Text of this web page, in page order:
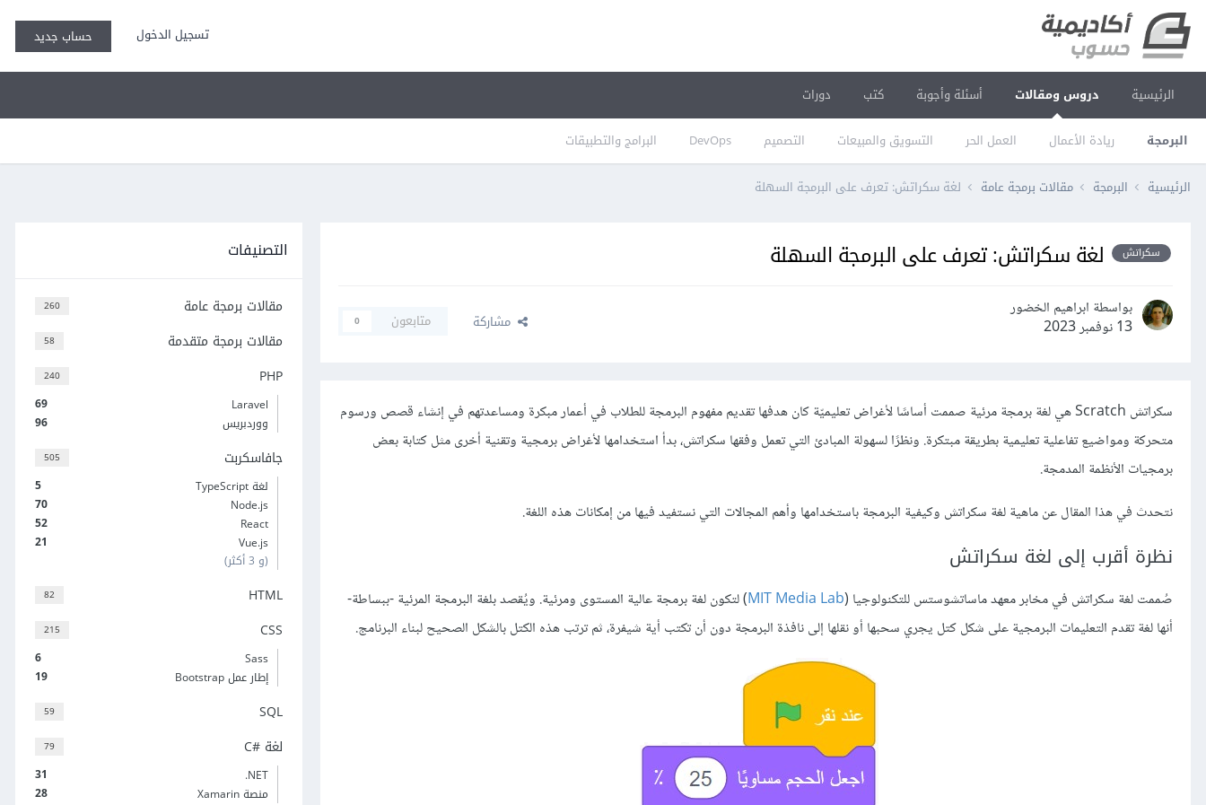
تسجيل الدخول حساب جديد
الرئيسية دروس ومقالات
البرمجة ريادة الأعمال العمل الحر التسويق والمبيعات التصميم DevOps البرامج والتطبيقات
أسئلة وأجوبة كتب دورات
الرئيسية البرمجة مقالات برمجة عامة لغة سكراتش: تعرف على البرمجة السهلة
سكراتش لغة سكراتش: تعرف على البرمجة السهلة
بواسطة ابراهيم الخضور
13 نوفمبر 2023
مشاركة متابعون 0
سكراتش Scratch هي لغة برمجة مرئية صممت أساسًا لأغراض تعليميّة كان هدفها تقديم مفهوم البرمجة للطلاب في أعمار مبكرة ومساعدتهم في إنشاء قصص ورسوم
متحركة ومواضيع تفاعلية تعليمية بطريقة مبتكرة. ونظرًا لسهولة المبادئ التي تعمل وفقها سكراتش، بدأ استخدامها لأغراض برمجية وتقنية أخرى مثل كتابة بعض
برمجيات الأنظمة المدمجة.
نتحدث في هذا المقال عن ماهية لغة سكراتش وكيفية البرمجة باستخدامها وأهم المجالات التي نستفيد فيها من إمكانات هذه اللغة.
نظرة أقرب إلى لغة سكراتش
صُممت لغة سكراتش في مخابر معهد ماساتشوستس للتكنولوجيا (MIT Media Lab) لتكون لغة برمجة عالية المستوى ومرئية. ويُقصد بلغة البرمجة المرئية -ببساطة-
أنها لغة تقدم التعليمات البرمجية على شكل كتل يجري سحبها أو نقلها إلى نافذة البرمجة دون أن تكتب أية شيفرة، ثم ترتب هذه الكتل بالشكل الصحيح لبناء البرنامج.
التصنيفات
260 مقالات برمجة عامة
58 مقالات برمجة متقدمة
240 PHP
69
Laravel
96
ووردبريس
505 جافاسكربت
5
لغة TypeScript
70
Node.js
52
React
21
Vue.js
(و 3 أكثر)
82 HTML
215 CSS
6
Sass
19
إطار عمل Bootstrap
59 SQL
79 لغة C#‎
31
‎.NET
28
منصة Xamarin